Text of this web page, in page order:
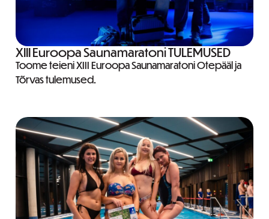
XIII Euroopa Saunamaratoni TULEMUSED
Toome teieni XIII Euroopa Saunamaratoni Otepääl ja
Tõrvas tulemused.